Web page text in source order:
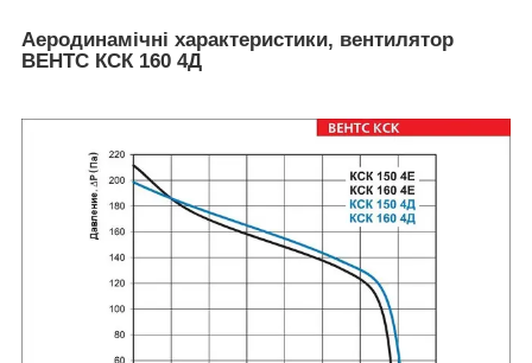
Аеродинамічні характеристики, вентилятор
ВЕНТС КСК 160 4Д